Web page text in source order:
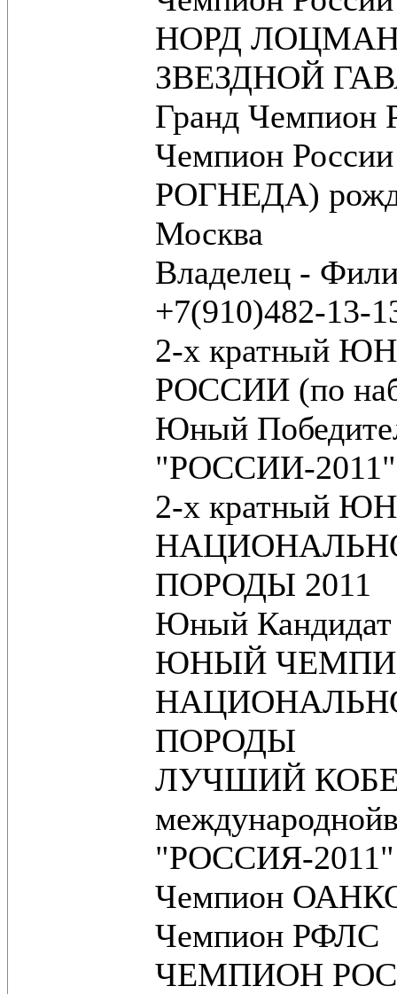
НОРД
ЗВЕЗДНОЙ
Гранд Чемпион
Чемпион
РОГНЕДА)
Москва
Владелец -
+7(910)482-13-
2-х кратный
РОССИИ (по
Юный
"РОССИИ-
2-х кратный
ПОРОДЫ 2011
Юный
ЮНЫЙ
ПОРОДЫ
ЛУЧШИЙ
"РОССИЯ-2011"
Чемпион
Чемпион РФЛС
ЧЕМПИОН